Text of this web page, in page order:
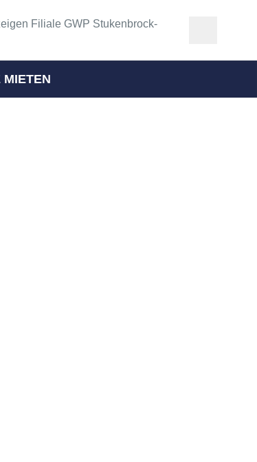
Filiale GWP Stukenbrock-
MIETEN